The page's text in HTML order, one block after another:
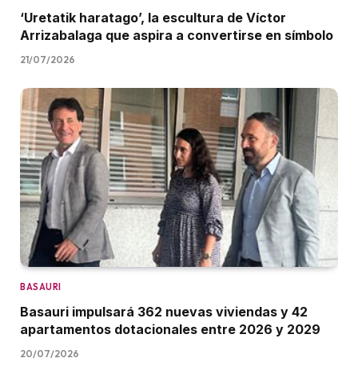
‘Uretatik haratago’, la escultura de Víctor
Arrizabalaga que aspira a convertirse en símbolo
21/07/2026
BASAURI
Basauri impulsará 362 nuevas viviendas y 42
apartamentos dotacionales entre 2026 y 2029
20/07/2026